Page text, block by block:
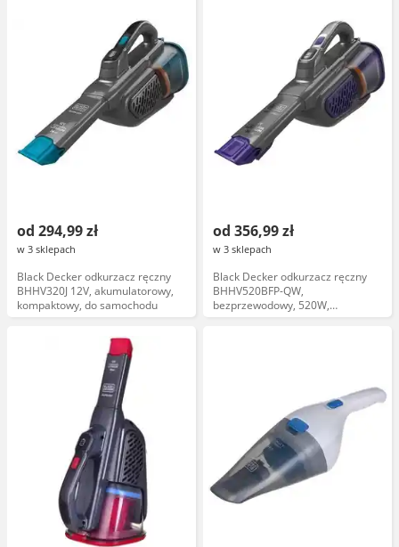
od 294,99 zł
w 3 sklepach
Black Decker odkurzacz ręczny
BHHV320J 12V, akumulatorowy,
kompaktowy, do samochodu
od 356,99 zł
w 3 sklepach
Black Decker odkurzacz ręczny
BHHV520BFP-QW,
bezprzewodowy, 520W,
akumulator litowo-jonowy, czarny